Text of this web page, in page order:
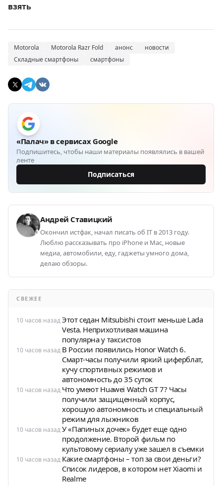
взять
Motorola Motorola Razr Fold анонс
новости
Складные смартфоны
смартфоны
«Палач» в сервисах Google
Подпишитесь, чтобы наши материалы появлялись в вашей
ленте
Подписаться
Андрей Ставицкий
Окончил истфак, начал писать об IT в 2013 году.
Люблю рассказывать про iPhone и Mac, новые
медиа, автомобили, еду, гаджеты умного дома,
делаю обзоры.
СВЕЖЕЕ
10 часов назадЭтот седан Mitsubishi стоит меньше Lada
Vesta. Неприхотливая машина
популярна у таксистов
10 часов назад В России появились Honor Watch 6.
Смарт-часы получили яркий циферблат,
кучу спортивных режимов и
автономность до 35 суток
10 часов назад Что умеют Huawei Watch GT 7? Часы
получили защищенный корпус,
хорошую автономность и специальный
режим для лыжников
10 часов назадУ «Папиных дочек» будет еще одно
продолжение. Второй фильм по
культовому сериалу уже зашел в съемки
10 часов назад Какие смартфоны – топ за свои деньги?
Список лидеров, в котором нет Xiaomi и
Realme